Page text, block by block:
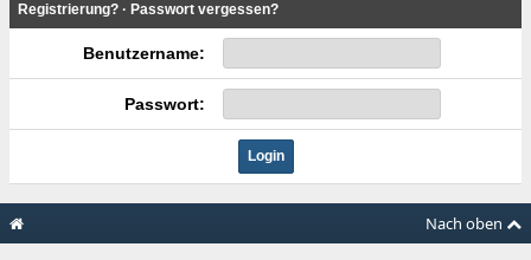
Registrierung? · Passwort vergessen?
Benutzername:
Passwort:
Nach oben